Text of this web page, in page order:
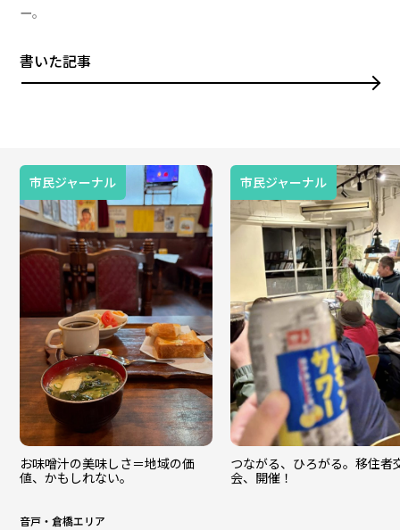
ー。
書いた記事
市民ジャーナル
お味噌汁の美味しさ＝地域の価
値、かもしれない。
音戸・倉橋エリア
市民ジャーナル
つながる、ひろがる。移住者
会、開催！